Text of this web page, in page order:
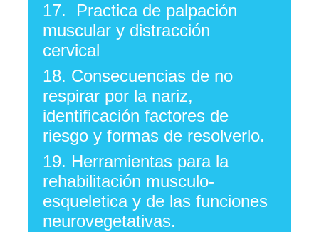
17. Practica de palpación
muscular y distracción
cervical
18. Consecuencias de no
respirar por la nariz,
identificación factores de
riesgo y formas de resolverlo.
19. Herramientas para la
rehabilitación musculo-
esqueletica y de las funciones
neurovegetativas.